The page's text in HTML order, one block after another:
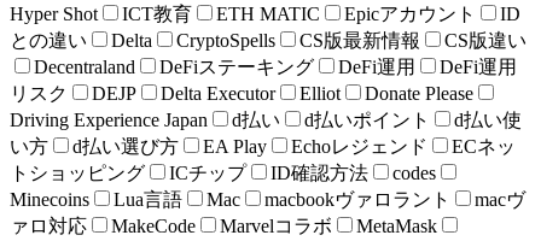
Hyper Shot
ICT教育 ETH MATIC Epicアカウント
ID
との違い
Delta CryptoSpells CS版最新情報
CS版違い
Decentraland
DeFiステーキング DeFi運用
DeFi運用
リスク
DEJP Delta Executor Elliot
Donate Please
Driving Experience Japan
d払い d払いポイント
d払い使
い方
d払い選び方 EA Play Echoレジェンド
ECネッ
トショッピング
ICチップ ID確認方法
codes
Minecoins
Lua言語 Mac macbookヴァロラント
macヴ
ァロ対応
MakeCode Marvelコラボ
MetaMask